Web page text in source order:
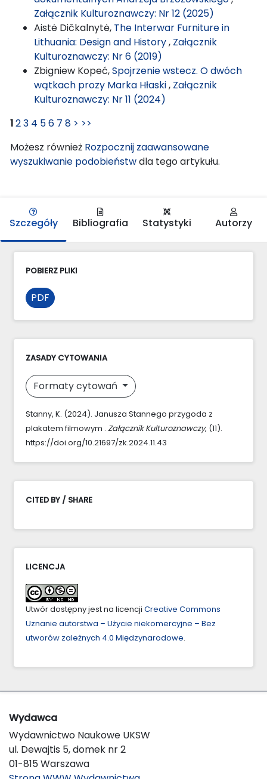
Załącznik Kulturoznawczy: Nr 12 (2025)
Aistė Dičkalnytė, The Interwar Furniture in
Lithuania: Design and History, Załącznik
Kulturoznawczy: Nr 6 (2019)
Zbigniew Kopeć,Spojrzenie wstecz. O dwóch
wątkach prozy Marka Hłaski, Załącznik
Kulturoznawczy: Nr 11 (2024)
123 4 56 7 8 > >>
Możesz również Rozpocznij zaawansowane
wyszukiwanie podobieństwdla tego artykułu.
Szczegóły Bibliografia Statystyki Autorzy
POBIERZ PLIKI
PDF
ZASADY CYTOWANIA
Formaty cytowań
Stanny, K. (2024). Janusza Stannego przygoda z
plakatem filmowym . Załącznik Kulturoznawczy, (11).
https://doi.org/10.21697/zk.2024.11.43
CITED BY / SHARE
LICENCJA
Utwór dostępny jest na licencji Creative Commons
Uznanie autorstwa – Użycie niekomercyjne – Bez
utworów zależnych 4.0 Międzynarodowe.
Wydawca
Wydawnictwo Naukowe UKSW
ul. Dewajtis 5, domek nr 2
01-815 Warszawa